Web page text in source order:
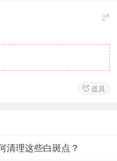
2#
 道具
清理这些白斑点？